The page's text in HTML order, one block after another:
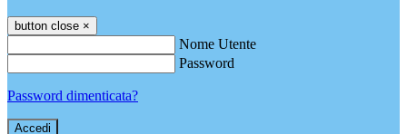
button close ×
Nome Utente
Password
Password dimenticata?